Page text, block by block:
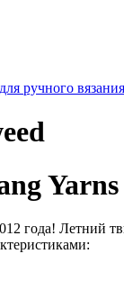
ручного
Yarns
года! Летний